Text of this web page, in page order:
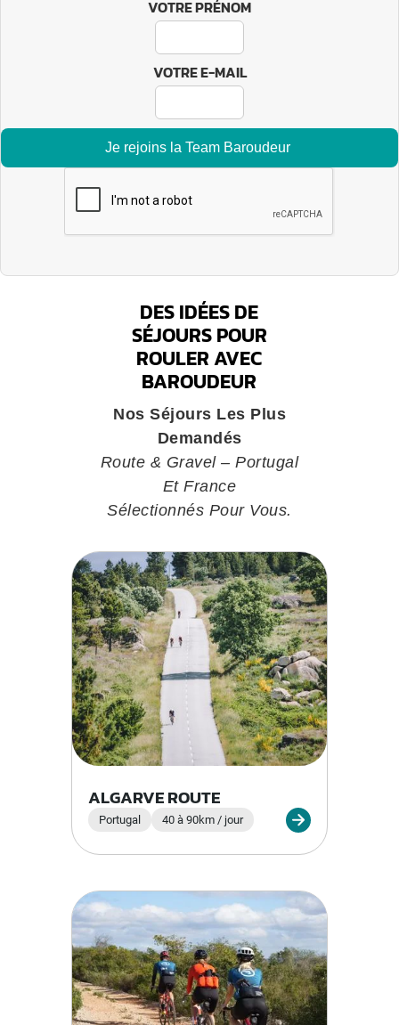
VOTRE PRÉNOM
VOTRE E-MAIL
DES IDÉES DE
SÉJOURS POUR
ROULER AVEC
BAROUDEUR
Nos Séjours Les Plus
Demandés
Route & Gravel – Portugal
Et France
Sélectionnés Pour Vous.
ALGARVE ROUTE
Portugal 40 à 90km / jour